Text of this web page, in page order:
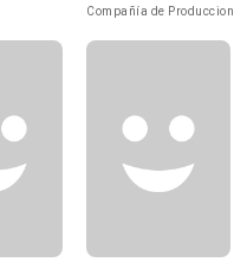
Compañía de Produccion